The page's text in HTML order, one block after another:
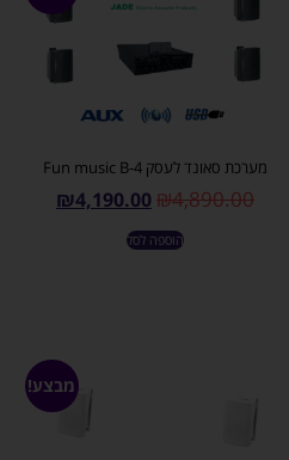
מערכת סאונד לעסק Fun music B-4
₪4,890.00
₪4,190.00
הוספה לסל
מבצע!